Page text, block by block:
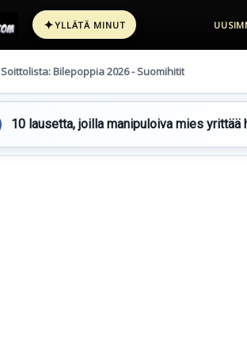
✦YLLÄTÄ MINUT
Soittolista: Bilepoppia 2026 - Suomihitit
10 lausetta, joilla manipuloiva mies yrittää